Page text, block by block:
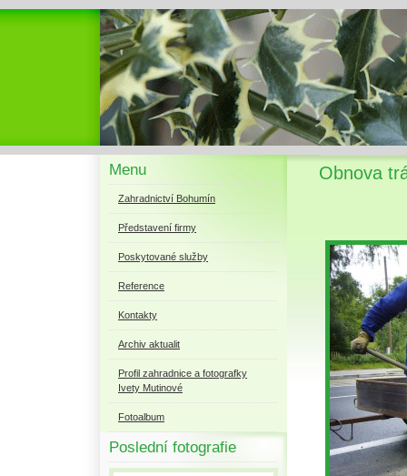
Menu
Zahradnictví Bohumín
Představení firmy
Poskytované služby
Reference
Kontakty
Archiv aktualit
Profil zahradnice a fotografky
Ivety Mutinové
Fotoalbum
Poslední fotografie
Obnova